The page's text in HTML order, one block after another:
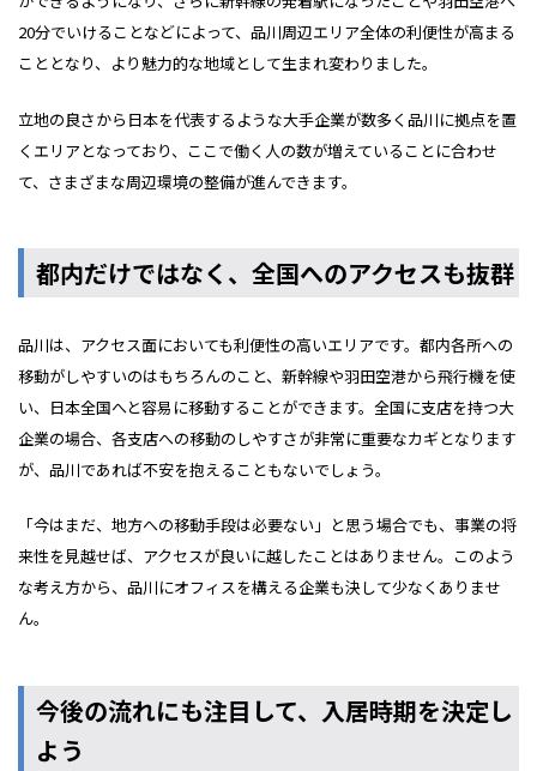
20分でいけることなどによって、品川周辺エリア全体の利便性が高まる
こととなり、より魅力的な地域として生まれ変わりました。
立地の良さから日本を代表するような大手企業が数多く品川に拠点を置
くエリアとなっており、ここで働く人の数が増えていることに合わせ
て、さまざまな周辺環境の整備が進んできます。
都内だけではなく、全国へのアクセスも抜群
品川は、アクセス面においても利便性の高いエリアです。都内各所への
移動がしやすいのはもちろんのこと、新幹線や羽田空港から飛行機を使
い、日本全国へと容易に移動することができます。全国に支店を持つ大
企業の場合、各支店への移動のしやすさが非常に重要なカギとなります
が、品川であれば不安を抱えることもないでしょう。
「今はまだ、地方への移動手段は必要ない」と思う場合でも、事業の将
来性を見越せば、アクセスが良いに越したことはありません。このよう
な考え方から、品川にオフィスを構える企業も決して少なくありませ
ん。
今後の流れにも注目して、入居時期を決定し
よう